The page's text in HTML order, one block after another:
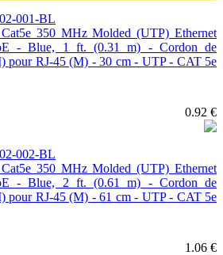
350 MHz Molded (UTP) Ethernet
- Blue, 1 ft. (0.31 m) - Cordon de
pour RJ-45 (M) - 30 cm - UTP - CAT 5e
0.92 €
350 MHz Molded (UTP) Ethernet
- Blue, 2 ft. (0.61 m) - Cordon de
pour RJ-45 (M) - 61 cm - UTP - CAT 5e
1.06 €